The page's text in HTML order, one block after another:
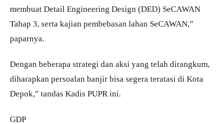
membuat Detail Engineering Design (DED) SeCAWAN
Tahap 3, serta kajian pembebasan lahan SeCAWAN,”
paparnya.
Dengan beberapa strategi dan aksi yang telah dirangkum,
diharapkan persoalan banjir bisa segera teratasi di Kota
Depok,” tandas Kadis PUPR ini.
GDP